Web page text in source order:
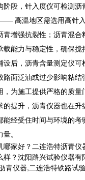
段，针入度仪可检测沥
高温地区需选用高针
青增强抗裂性；沥青混
载能力与稳定性，确保
后，沥青含量测定仪可
面泛油或过少影响粘结
为施工提供严格的质量
提升，沥青仪器也在升
能经受住时间与环境的
。
哪家好？二连浩特沥青
样？沈阳路兴试验仪器
青仪器,二连浩特铁路试